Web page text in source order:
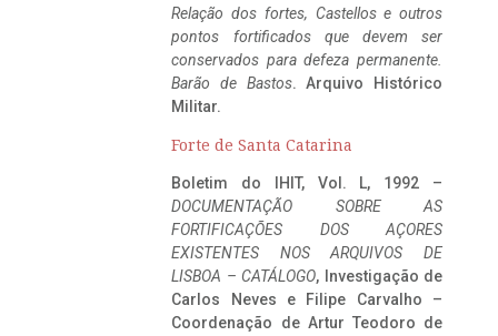
Relação dos fortes, Castellos e outros
pontos fortificados que devem ser
conservados para defeza permanente.
Barão de Bastos. Arquivo Histórico
Militar.
Forte de Santa Catarina
Boletim do IHIT, Vol. L, 1992 –
DOCUMENTAÇÃO SOBRE AS
FORTIFICAÇÕES DOS AÇORES
EXISTENTES NOS ARQUIVOS DE
LISBOA – CATÁLOGO, Investigação de
Carlos Neves e Filipe Carvalho –
Coordenação de Artur Teodoro de